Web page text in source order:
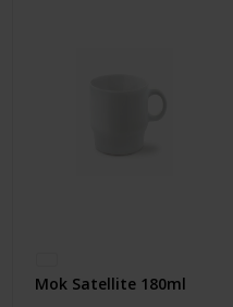
Mok Satellite 180ml